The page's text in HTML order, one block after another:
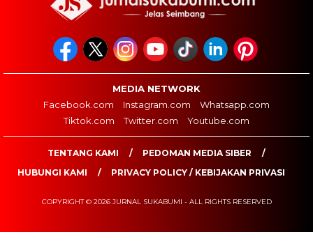
MEDIA NETWORK
Facebook.com
Instagram.com
Whatsapp.com
Tiktok.com
Twitter.com Youtube.com
TENTANG KAMI
PEDOMAN MEDIA SIBER
HUBUNGI KAMI
PRIVACY POLICY / KEBIJAKAN PRIVASI
COPYRIGHT © 2026 JURNAL SUKABUMI - ALL RIGHTS RESERVED